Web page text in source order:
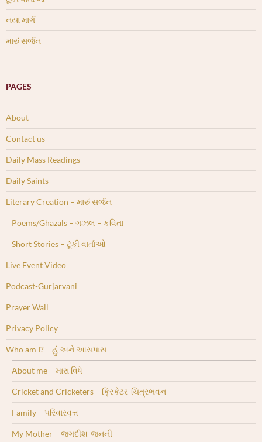
નયા માર્ગ
મારું સર્જન
PAGES
About
Contact us
Daily Mass Readings
Daily Saints
Literary Creation – મારું સર્જન
Poems/Ghazals – ગઝલ – કવિતા
Short Stories – ટૂંકી વાર્તાઓ
Live Event Video
Podcast-Gurjarvani
Prayer Wall
Privacy Policy
Who am I? – હું અને આસપાસ
About me – મારા વિષે
Cricket and Cricketers – ક્રિકેટર-ચિત્રભવન
Family – પરિવારવૃત્ત
My Mother – જગદીશ-જનની